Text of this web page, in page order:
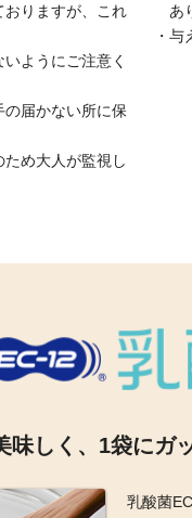
おりますが、これ
ようにご注意く
届かない所に保
め大人が監視し
あ
・ 与
味しく、1袋にガ
乳酸菌